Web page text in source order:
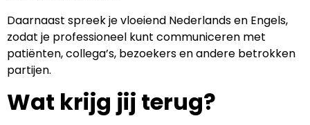
Daarnaast spreek je vloeiend Nederlands en Engels,
zodat je professioneel kunt communiceren met
patiënten, collega’s, bezoekers en andere betrokken
partijen.
Wat krijg jij terug?